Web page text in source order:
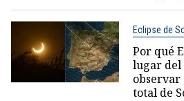
Eclipse de
Por qué
lugar del
observar
total de